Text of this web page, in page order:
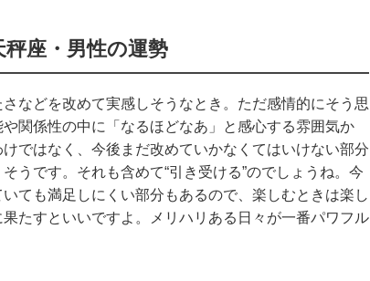
秤座・男性の運勢
などを改めて実感しそうなとき。ただ感情的にそう思
関係性の中に「なるほどなあ」と感心する雰囲気か
ではなく、今後まだ改めていかなくてはいけない部分
うです。それも含めて“引き受ける”のでしょうね。今
ても満足しにくい部分もあるので、楽しむときは楽し
たすといいですよ。メリハリある日々が一番パワフル